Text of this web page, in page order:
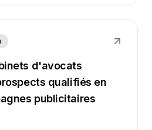
d'avocats
qualifiés en
publicitaires